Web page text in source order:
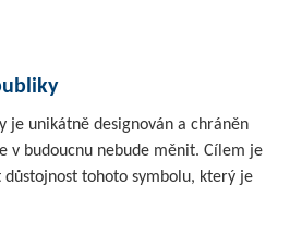
je unikátně designován a chráněn
v budoucnu nebude měnit. Cílem je
tohoto symbolu, který je